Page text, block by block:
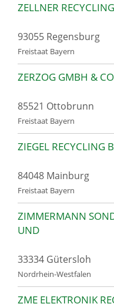
ZELLNER
93055 Regensburg
Freistaat Bayern
ZERZOG GMBH &
85521 Ottobrunn
Freistaat Bayern
ZIEGEL RECYCLING
84048 Mainburg
Freistaat Bayern
ZIMMERMANN
UND
33334 Gütersloh
Nordrhein-Westfalen
ZME ELEKTRONIK